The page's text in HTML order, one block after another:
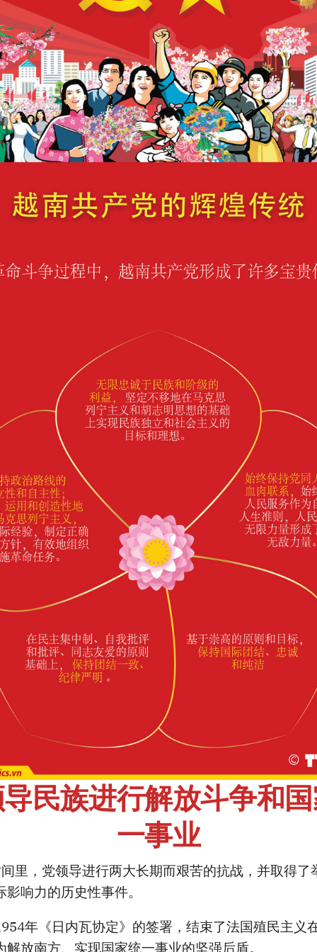
民族进行解放斗争和
一事业
里，党领导进行两大长期而艰苦的抗战，并取得了
响力的历史性事件。
年《日内瓦协定》的签署，结束了法国殖民主义
放南方、实现国家统一事业的坚强后盾。